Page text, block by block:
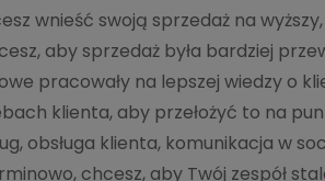
wnieść swoją sprzedaż na
aby sprzedaż była bardziej
pracowały na lepszej wiedzy o
klienta, aby przełożyć to na
obsługa klienta, komunikacja w
chcesz, aby Twój zespół